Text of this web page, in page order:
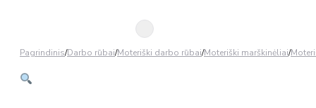
Pagrindinis/Darbo rūbai/Moteriški darbo rūbai/Moteriški marškinėliai/